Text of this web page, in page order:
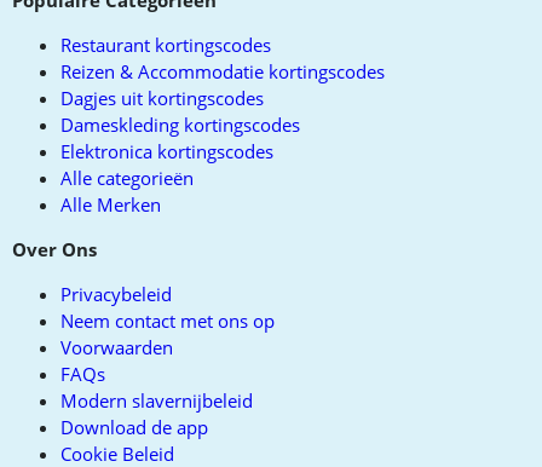
Restaurant kortingscodes
Reizen & Accommodatie kortingscodes
Dagjes uit kortingscodes
Dameskleding kortingscodes
Elektronica kortingscodes
Alle categorieën
Alle Merken
Over Ons
Privacybeleid
Neem contact met ons op
Voorwaarden
FAQs
Modern slavernijbeleid
Download de app
Cookie Beleid